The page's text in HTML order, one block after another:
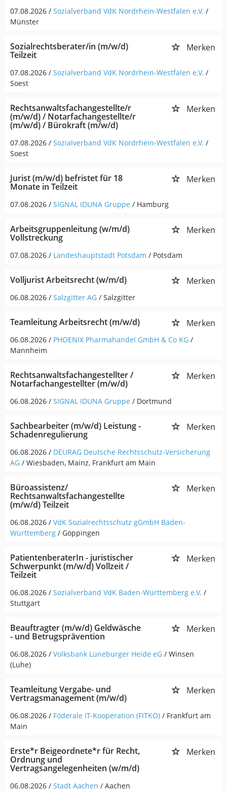
07.08.2026 / Sozialverband VdK Nordrhein-Westfalen e.V. /
Münster
Sozialrechtsberater/in (m/w/d)
Teilzeit
Merken
07.08.2026 / Sozialverband VdK Nordrhein-Westfalen e.V. /
Soest
Rechtsanwaltsfachangestellte/r
(m/w/d) / Notarfachangestellte/r
(m/w/d) / Bürokraft (m/w/d)
Merken
07.08.2026 / Sozialverband VdK Nordrhein-Westfalen e.V. /
Soest
Jurist (m/w/d) befristet für 18
Monate in Teilzeit
Merken
07.08.2026 / SIGNAL IDUNA Gruppe / Hamburg
Arbeitsgruppenleitung (w/m/d)
Vollstreckung
Merken
07.08.2026 / Landeshauptstadt Potsdam / Potsdam
Volljurist Arbeitsrecht (w/m/d) Merken
06.08.2026 / Salzgitter AG / Salzgitter
Teamleitung Arbeitsrecht (m/w/d) Merken
06.08.2026 / PHOENIX Pharmahandel GmbH & Co KG /
Mannheim
Rechtsanwaltsfachangestellter /
Notarfachangestellter (m/w/d)
Merken
06.08.2026 / SIGNAL IDUNA Gruppe / Dortmund
Sachbearbeiter (m/w/d) Leistung -
Schadenregulierung
Merken
06.08.2026 / DEURAG Deutsche Rechtsschutz-Versicherung
AG / Wiesbaden, Mainz, Frankfurt am Main
Büroassistenz/
Rechtsanwaltsfachangestellte
(m/w/d) Teilzeit
Merken
06.08.2026 / VdK Sozialrechtsschutz gGmbH Baden-
Württemberg / Göppingen
PatientenberaterIn - juristischer
Schwerpunkt (m/w/d) Vollzeit /
Teilzeit
Merken
06.08.2026 / Sozialverband VdK Baden-Württemberg e.V. /
Stuttgart
Beauftragter (m/w/d) Geldwäsche
- und Betrugsprävention
Merken
06.08.2026 / Volksbank Lüneburger Heide eG / Winsen
(Luhe)
Teamleitung Vergabe- und
Vertragsmanagement (m/w/d)
Merken
06.08.2026 / Föderale IT-Kooperation (FITKO) / Frankfurt am
Main
Erste*r Beigeordnete*r für Recht,
Ordnung und
Vertragsangelegenheiten (w/m/d)
Merken
06.08.2026 / Stadt Aachen / Aachen